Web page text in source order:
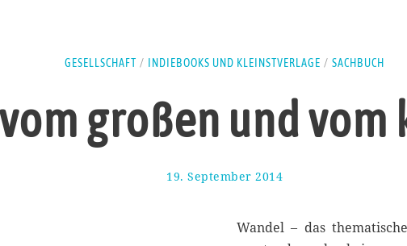
GESELLSCHAFT / INDIEBOOKS UND KLEINSTVERLAGE / SACHBUCH
großen und
19. September 2014
k
Wandel – das